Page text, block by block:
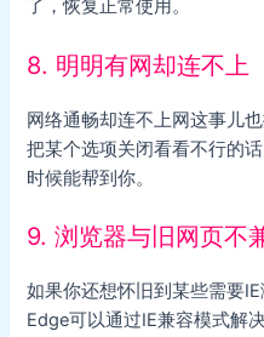
了，恢复正常使用。
8. 明明有网却连不上
网络通畅却连不上网这事儿
把某个选项关闭看看不行的
时候能帮到你。
9. 浏览器与旧网页不
如果你还想怀旧到某些需要
Edge可以通过IE兼容模式解